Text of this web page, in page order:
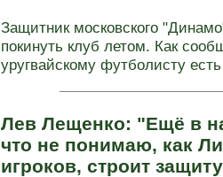
Защитник московского
покинуть клуб летом. Как
уругвайскому футболисту
Лев Лещенко: "Ещё в
что не понимаю, как
игроков, строит